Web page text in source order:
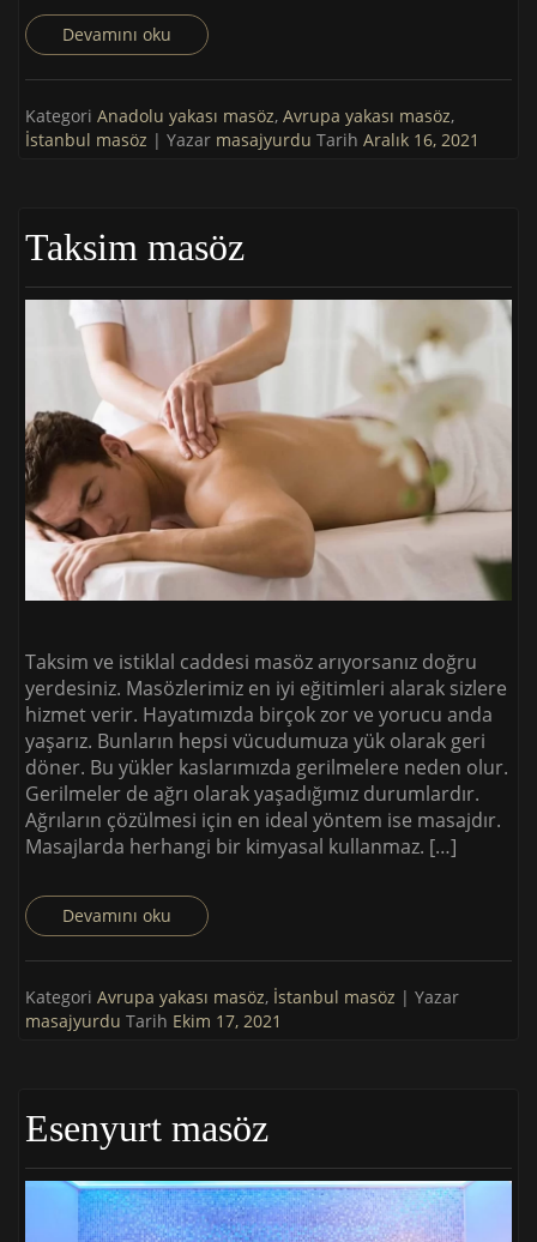
Devamını oku
Kategori Anadolu yakası masöz, Avrupa yakası masöz,
İstanbul masöz | Yazar masajyurdu Tarih Aralık 16, 2021
Taksim masöz
Taksim ve istiklal caddesi masöz arıyorsanız doğru
yerdesiniz. Masözlerimiz en iyi eğitimleri alarak sizlere
hizmet verir. Hayatımızda birçok zor ve yorucu anda
yaşarız. Bunların hepsi vücudumuza yük olarak geri
döner. Bu yükler kaslarımızda gerilmelere neden olur.
Gerilmeler de ağrı olarak yaşadığımız durumlardır.
Ağrıların çözülmesi için en ideal yöntem ise masajdır.
Masajlarda herhangi bir kimyasal kullanmaz. […]
Devamını oku
Kategori Avrupa yakası masöz, İstanbul masöz | Yazar
masajyurdu Tarih Ekim 17, 2021
Esenyurt masöz